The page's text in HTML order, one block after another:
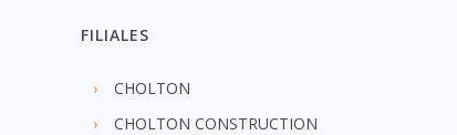
FILIALES
CHOLTON
CHOLTON CONSTRUCTION